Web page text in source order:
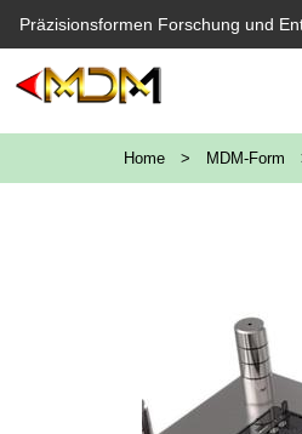
Präzisionsformen Forschung und
Home > MDM-Form